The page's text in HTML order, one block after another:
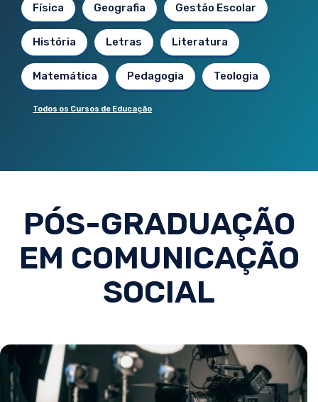
Física Geografia Gestão Escolar
História Letras Literatura
Matemática Pedagogia Teologia
Todos os Cursos de Educação
PÓS-GRADUAÇÃO
EM COMUNICAÇÃO
SOCIAL